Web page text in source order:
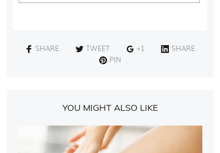
SHARE TWEET +1
SHARE
PIN
YOU MIGHT ALSO LIKE